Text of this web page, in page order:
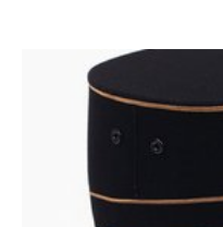
Meer
Nederland (64)